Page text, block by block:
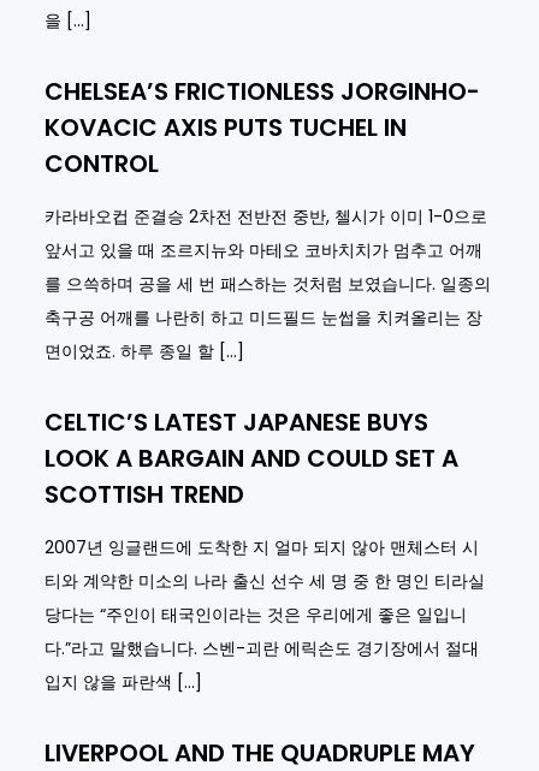
을 […]
CHELSEA’S FRICTIONLESS JORGINHO-
KOVACIC AXIS PUTS TUCHEL IN
CONTROL
카라바오컵 준결승 2차전 전반전 중반, 첼시가 이미 1-0으로
앞서고 있을 때 조르지뉴와 마테오 코바치치가 멈추고 어깨
를 으쓱하며 공을 세 번 패스하는 것처럼 보였습니다. 일종의
축구공 어깨를 나란히 하고 미드필드 눈썹을 치켜올리는 장
면이었죠. 하루 종일 할 […]
CELTIC’S LATEST JAPANESE BUYS
LOOK A BARGAIN AND COULD SET A
SCOTTISH TREND
2007년 잉글랜드에 도착한 지 얼마 되지 않아 맨체스터 시
티와 계약한 미소의 나라 출신 선수 세 명 중 한 명인 티라실
당다는 “주인이 태국인이라는 것은 우리에게 좋은 일입니
다.”라고 말했습니다. 스벤-괴란 에릭손도 경기장에서 절대
입지 않을 파란색 […]
LIVERPOOL AND THE QUADRUPLE MAY